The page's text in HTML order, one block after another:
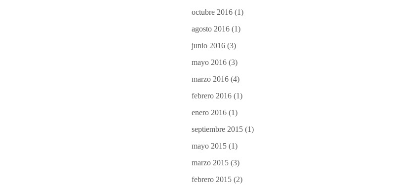
octubre 2016 (1)
agosto 2016 (1)
junio 2016 (3)
mayo 2016 (3)
marzo 2016 (4)
febrero 2016 (1)
enero 2016 (1)
septiembre 2015 (1)
mayo 2015 (1)
marzo 2015 (3)
febrero 2015 (2)